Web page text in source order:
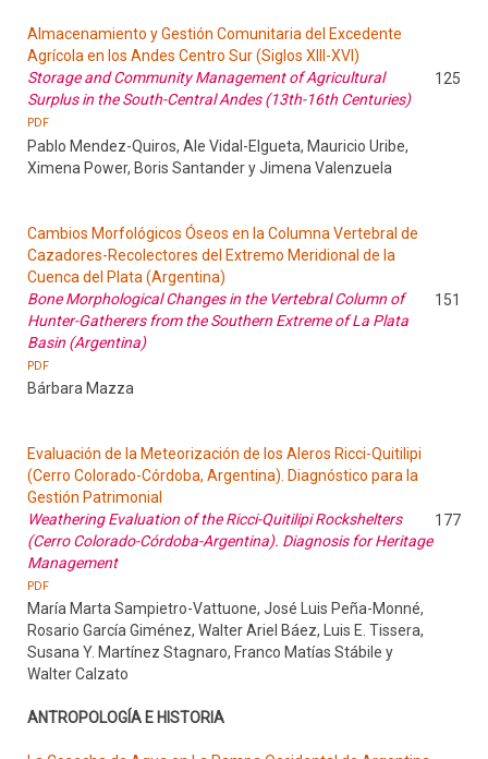
Almacenamiento y Gestión Comunitaria del Excedente
Agrícola en los Andes Centro Sur (Siglos XIII-XVI)
Storage and Community Management of Agricultural
Surplus in the South-Central Andes (13th-16th Centuries)
125
PDF
Pablo Mendez-Quiros, Ale Vidal-Elgueta, Mauricio Uribe,
Ximena Power, Boris Santander y Jimena Valenzuela
Cambios Morfológicos Óseos en la Columna Vertebral de
Cazadores-Recolectores del Extremo Meridional de la
Cuenca del Plata (Argentina)
Bone Morphological Changes in the Vertebral Column of
Hunter-Gatherers from the Southern Extreme of La Plata
Basin (Argentina)
151
PDF
Bárbara Mazza
Evaluación de la Meteorización de los Aleros Ricci-Quitilipi
(Cerro Colorado-Córdoba, Argentina). Diagnóstico para la
Gestión Patrimonial
Weathering Evaluation of the Ricci-Quitilipi Rockshelters
(Cerro Colorado-Córdoba-Argentina). Diagnosis for Heritage
Management
177
PDF
María Marta Sampietro-Vattuone, José Luis Peña-Monné,
Rosario García Giménez, Walter Ariel Báez, Luis E. Tissera,
Susana Y. Martínez Stagnaro, Franco Matías Stábile y
Walter Calzato
ANTROPOLOGÍA E HISTORIA